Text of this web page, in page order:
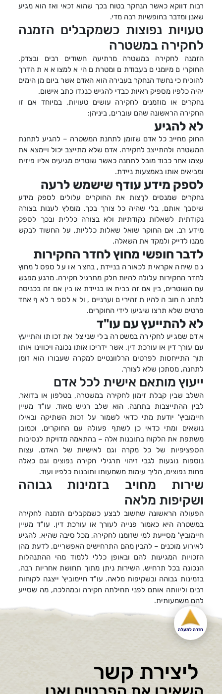
רבות דווקא כאשר הנחקר בטוח בכך שהוא זכאי ואז הוא מגיע
שאנן ומדבר בחופשיות רבה מדי.
טעויות נפוצות כשמקבלים הזמנה
לחקירה במשטרה
הזמנה לחקירה במשטרה מרתיעה חשודים רבים ובצדק.
החוקרים מיומנים בעבודתם ומטרתם היא למצוא את הדרך
להוכיח כי נחשד הנחקר בעבירה הוא האדם אשר ביום מן הימים
יהיה כלפיו מספיק ראיות כבדי להגיש כנגדו כתב אישום.
נחקרים או מוזמנים לחקירה עושים טעויות, במיוחד אם זו
החקירה הראשונה שהם עוברים, ביניהן:
לא להגיע
החוק מחייב כל אדם שזומן לתחנת המשטרה – להגיע לתחנת
המשטרה ולהתייצב לחקירה. אדם שלא מתייצב יכול ויימצא את
עצמו אחר כבוד מובל לתחנה כאשר שוטרים מגיעים אליו פיזית
ומביאים אותו באמצעות ניידת.
לספק מידע עודף שישמש לרעה
נחקרים שמנסים לרָצות את החוקרים עלולים לספק מידע
שיסבך אותם, בלי שהיה כל צורך בכך. מומלץ לענות בצורה
נקודתית לשאלות נקודתיות ולא בצורה כללית ובכך לספק
מידע רב. אם החוקר שואל שאלות כלליות, על החשוד לבקש
ממנו לדייק ולמקד את השאלה.
לדבר חופשי מחוץ לחדר החקירות
גם שיחה אקראית לכאורה בניידת, בחצר או על ספסל מחוץ
לחדר החקירות עלולה להיות חלק מתרגיל חקירה. מרגע מפגש
עם השוטרים, בין אם זה בבית או בניידת או בין אם זה בכניסה
לתחנה חובה להיות זהירים וערניים, ולא לספר לאף אחד
פרטים שלא תרצו שיגיעו לידי החוקרים.
לא להתייעץ עם עו"ד
אדם שמגיע לחקירה במשטרה בלי שניצל את זכותו והתייעץ
עם עורך דין או עורכת דין, אשר ידריכו אותו נכונה ויכווינו אותו
תוך התייחסות לפרטים הרלוונטיים למקרה שעבורו הוא זומן
לתחנה, מסתכן שלא לצורך.
ייעוץ מותאם אישית לכל אדם
השלב שבין קבלת זימון לחקירה במשטרה, בטלפון או בדואר,
לבין ההתייצבות בתחנה, הוא שלב רגיש מאוד. עו"ד מעיין
חיימוביץ' יודעת מתי כדאי לשמור על זכות השתיקה ובאילו
נושאים ומתי כדאי כן לשתף פעולה עם החוקרים, וכמובן
משתפת את הלקוח בתובנות אלה – בהתאמה מדויקת לנסיבות
הספציפיות של כל מקרה וגם לאישיות של האדם. עצות
נוספות נוגעות לגבי זיהוי תרגילי חקירה נפוצים וגם כאלה
פחות נפוצים, הליך עימות משמעותו ותובנות כלפיו ועוד.
שירות מחויב בזמינות גבוהה
ושקיפות מלאה
הפעולה הראשונה שחשוב לבצע כשמקבלים הזמנה לחקירה
במשטרה היא כאמור פנייה לעורך או עורכת דין. עו"ד מעיין
חיימוביץ' מסייעת למי שזומנו לחקירה, מכל סיבה שהיא, להגיע
לאירוע מוכנים – להבין מהם התרחישים האפשריים, לדעת מהן
הזכויות המגיעות להם ובאופן כללי ללמוד מהי ההתנהלות
הנכונה בכל תרחיש. השירות ניתן מתוך תחושת אחריות רבה,
בזמינות גבוהה ובשקיפות מלאה. עו"ד חיימוביץ' ייצגה לקוחות
רבים וליוותה אותם לפני תחילתה חקירה ובמהלכה, מה שסייע
להם משמעותית.
חזרה למעלה
ליצירת קשר